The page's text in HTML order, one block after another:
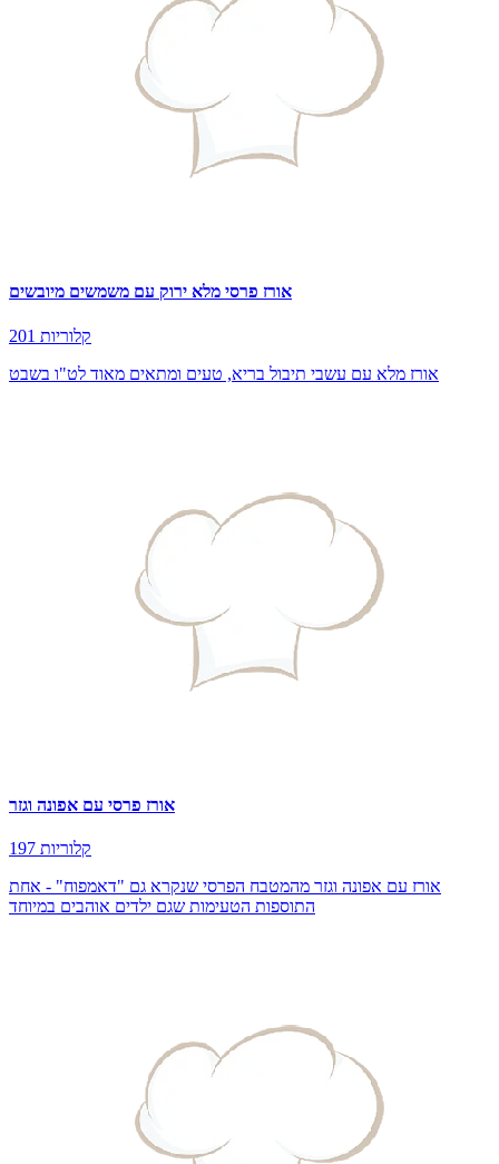
אורז פרסי מלא ירוק עם משמשים מיובשים
201 קלוריות
אורז מלא עם עשבי תיבול בריא, טעים ומתאים מאוד לט"ו בשבט
אורז פרסי עם אפונה וגזר
197 קלוריות
אורז עם אפונה וגזר מהמטבח הפרסי שנקרא גם "דאמפוח" - אחת
התוספות הטעימות שגם ילדים אוהבים במיוחד